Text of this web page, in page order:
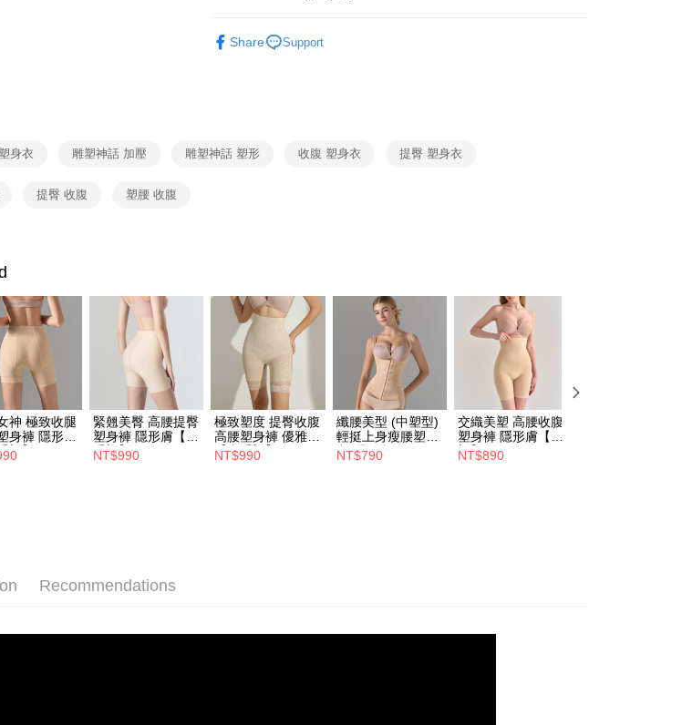
NT$80/order | Free shipping on orders of NT$1,500 or more
海外宅配 Shipping Rates
Share Support
身衣 雕塑神話 加壓 雕塑神話 塑形 收腹 塑身衣 提臀 塑身衣
提臀 收腹 塑腰 收腹
神 極致收腿
身褲 隱形膚
塑】
緊翹美臀 高腰提臀
塑身褲 隱形膚【中
重塑】
NT$990
極致塑度 提臀收腹
高腰塑身褲 優雅膚
【中重塑】
NT$990
纖腰美型 (中塑型)
輕挺上身瘦腰塑身
衣 隱形膚(S-5L)
NT$790
交織美塑 高腰收腹
塑身褲 隱形膚【中
塑】
NT$890
Recommendations